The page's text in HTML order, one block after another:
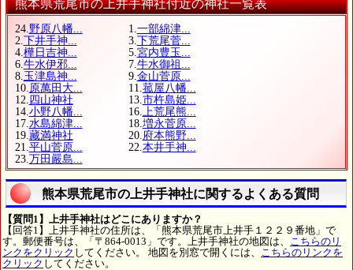
熊本県荒尾市の上井手神社付近の神社一覧表
24. 野原八幡... 1. 一部綿津...
2. 下井手神... 3. 下荒尾菅...
4. 樺日吉神... 5. 宮内豊玉...
6. 牛水伊邪... 7. 牛水御祖...
8. 玉津島神... 9. 金山菅原...
10. 原萬田大... 11. 菰屋八幡...
12. 四山神社 13. 市杵島姫...
14. 小野八幡... 16.
上荒尾熊...
17. 水島綿津... 18. 増永菅原...
19. 藏満神社 20. 府本熊野...
21. 平山菅原... 22. 本井手神...
23. 万田嚴島...
熊本県荒尾市の上井手神社に関するよくある質問
【質問1】上井手神社はどこにありますか？
【回答1】上井手神社の住所は、「熊本県荒尾市上井手１２２９番地」で
す。郵便番号は、「〒864-0013」です。上井手神社の地図は、
こちらのリ
ンクをクリック してください。 地図を別窓で開くには、
こちらのリンクを
クリック してください。